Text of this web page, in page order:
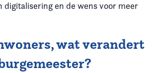
en de wens voor meer
wat verandert